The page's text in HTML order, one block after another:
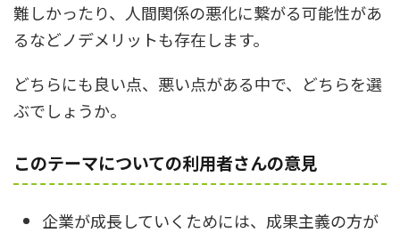
難しかったり、人間関係の悪化に繋がる可能性があ
るなどノデメリットも存在します。
どちらにも良い点、悪い点がある中で、どちらを選
ぶでしょうか。
このテーマについての利用者さんの意見
企業が成長していくためには、成果主義の方が